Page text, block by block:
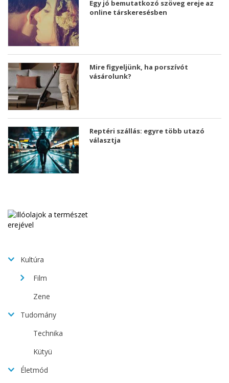
Egy jó bemutatkozó szöveg ereje az
online társkeresésben
Mire figyeljünk, ha porszívót
vásárolunk?
Reptéri szállás: egyre több utazó
választja
Kultúra
Film
Zene
Tudomány
Technika
Kütyü
Életmód